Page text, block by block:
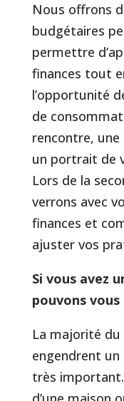
Nous offrons
budgétaires
permettre
finances tout
l’opportunité
de
rencontre,
un portrait de
Lors de la
verrons avec
finances et
ajuster vos
Si vous avez
pouvons vous
La majorité
engendrent
très